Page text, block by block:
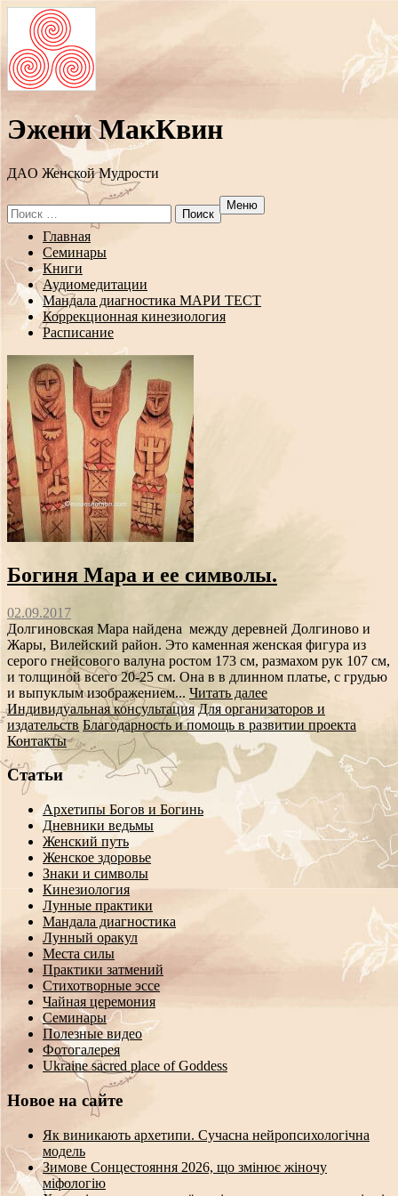
Эжени МакКвин
ДAO Женской Мудрости
Search
for:
Меню
Перейти
содержанию
Главная
Семинары
Книги
Аудиомедитации
Мандала диагностика МАРИ ТЕСТ
Коррекционная кинезиология
Расписание
Богиня Мара и ее символы.
02.09.2017
Долгиновская Мара найдена между деревней Долгиново и
Жары, Вилейский район. Это каменная женская фигура из
серого гнейсового валуна ростом 173 см, размахом рук 107 см,
и толщиной всего 20-25 см. Она в в длинном платье, с грудью
и выпуклым изображением... Читать далее
Индивидуальная консультация Для организаторов и
издательств Благодарность и помощь в развитии проекта
Контакты
Статьи
Архетипы Богов и Богинь
Дневники ведьмы
Женский путь
Женское здоровье
Знаки и символы
Кинезиология
Лунные практики
Мандала диагностика
Лунный оракул
Места силы
Практики затмений
Стихотворные эссе
Чайная церемония
Семинары
Полезные видео
Фотогалерея
Ukraine sacred place of Goddess
Новое на сайте
Як виникають архетипи. Сучасна нейропсихологічна
модель
Зимове Сонцестояння 2026, що змінює жіночу
міфологію